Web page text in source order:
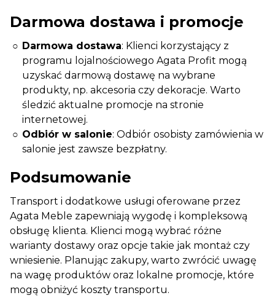
Darmowa dostawa i promocje
Darmowa dostawa: Klienci korzystający z
programu lojalnościowego Agata Profit mogą
uzyskać darmową dostawę na wybrane
produkty, np. akcesoria czy dekoracje. Warto
śledzić aktualne promocje na stronie
internetowej.
Odbiór w salonie: Odbiór osobisty zamówienia w
salonie jest zawsze bezpłatny.
Podsumowanie
Transport i dodatkowe usługi oferowane przez
Agata Meble zapewniają wygodę i kompleksową
obsługę klienta. Klienci mogą wybrać różne
warianty dostawy oraz opcje takie jak montaż czy
wniesienie. Planując zakupy, warto zwrócić uwagę
na wagę produktów oraz lokalne promocje, które
mogą obniżyć koszty transportu.